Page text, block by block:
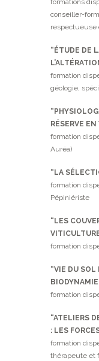
formations
conseiller-
respectueuse
“ÉTUDE DE
formation
géologie,
RÉSERVE
formation
Auréa)
“LA
formation
Pépiniériste
“LES
formation
“VIE DU
formation
“ATELIERS
: LES
formation
thérapeute et